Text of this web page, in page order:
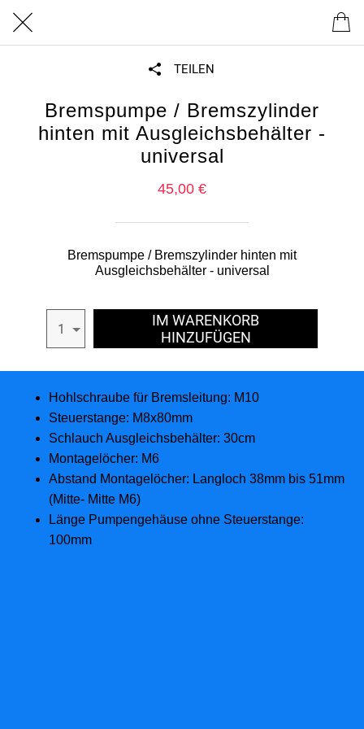
TEILEN
Bremspumpe / Bremszylinder
hinten mit Ausgleichsbehälter -
universal
45,00 €
Bremspumpe / Bremszylinder hinten mit
Ausgleichsbehälter - universal
1
IM WARENKORB
HINZUFÜGEN
Hohlschraube für Bremsleitung: M10
Steuerstange: M8x80mm
Schlauch Ausgleichsbehälter: 30cm
Montagelöcher: M6
Abstand Montagelöcher: Langloch 38mm bis 51mm
(Mitte- Mitte M6)
Länge Pumpengehäuse ohne Steuerstange:
100mm